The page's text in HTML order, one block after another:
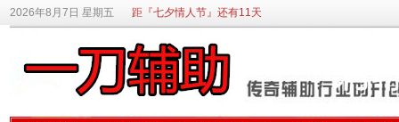
2026年8月7日 星期五 距『七夕情人节』还有11天